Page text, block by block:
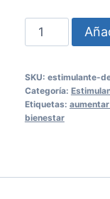
Estimulante
del
BUCLIFENO
VITA
MEDIKEM
Tabletas
SKU: estimulante-
Categoría:
Etiquetas:
bienestar